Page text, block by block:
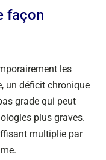
façon
les
un déficit chronique
grade qui peut
plus graves.
multiplie par